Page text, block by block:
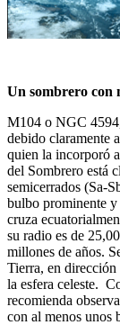
Un sombrero con
M104 o NGC
debido claramente
quien la incorporó
del Sombrero está
semicerrados (Sa-
bulbo prominente y
cruza
su radio es de
millones de años.
Tierra, en dirección
la esfera celeste.
recomienda
con al menos unos